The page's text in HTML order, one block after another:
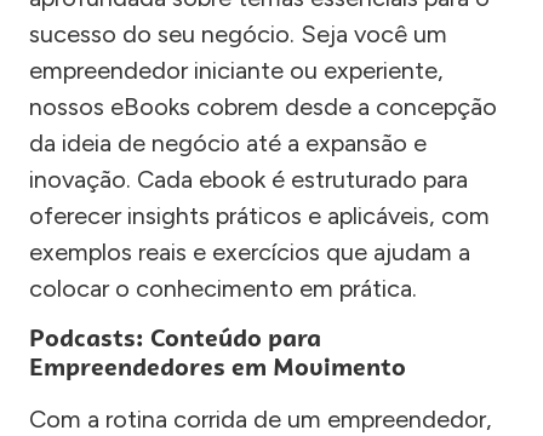
sucesso do seu negócio. Seja você um
empreendedor iniciante ou experiente,
nossos eBooks cobrem desde a concepção
da ideia de negócio até a expansão e
inovação. Cada ebook é estruturado para
oferecer insights práticos e aplicáveis, com
exemplos reais e exercícios que ajudam a
colocar o conhecimento em prática.
Podcasts: Conteúdo para
Empreendedores em Movimento
Com a rotina corrida de um empreendedor,